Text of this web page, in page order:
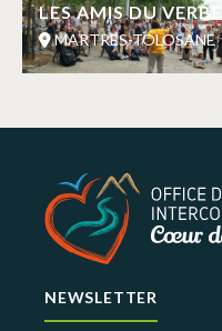
LES AMIS DU VERBE
MARTRES-TOLOSANE
NEWSLETTER